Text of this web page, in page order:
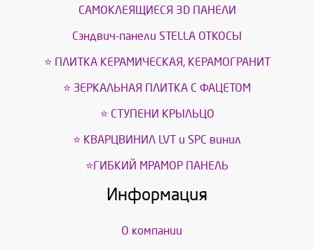
САМОКЛЕЯЩИЕСЯ 3D ПАНЕЛИ
Сэндвич-панели STELLA ОТКОСЫ
⭐ ПЛИТКА КЕРАМИЧЕСКАЯ, КЕРАМОГРАНИТ
⭐ ЗЕРКАЛЬНАЯ ПЛИТКА С ФАЦЕТОМ
⭐ СТУПЕНИ КРЫЛЬЦО
⭐ КВАРЦВИНИЛ LVT и SPС винил
⭐ГИБКИЙ МРАМОР ПАНЕЛЬ
Информация
О компании